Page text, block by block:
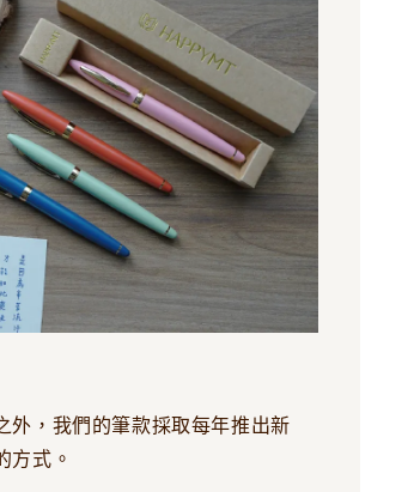
外，我們的筆款採取每年推出新
方式。